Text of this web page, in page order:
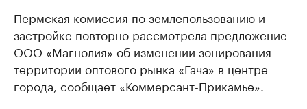
Пермская комиссия по землепользованию и
застройке повторно рассмотрела предложение
ООО «Магнолия» об изменении зонирования
территории оптового рынка «Гача» в центре
города, сообщает «Коммерсант-Прикамье».